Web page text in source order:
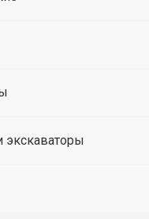
экскаваторы